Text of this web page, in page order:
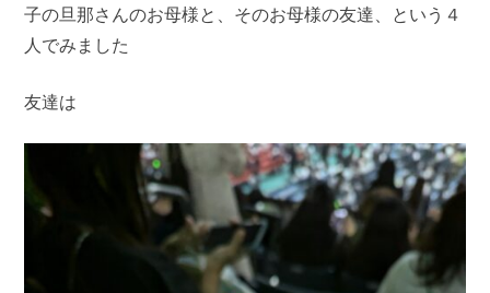
子の旦那さんのお母様と、そのお母様の友達、という４
人でみました
友達は